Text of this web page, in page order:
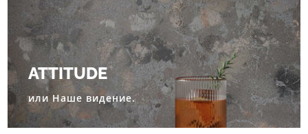
ATTITUDE
или Наше видение.